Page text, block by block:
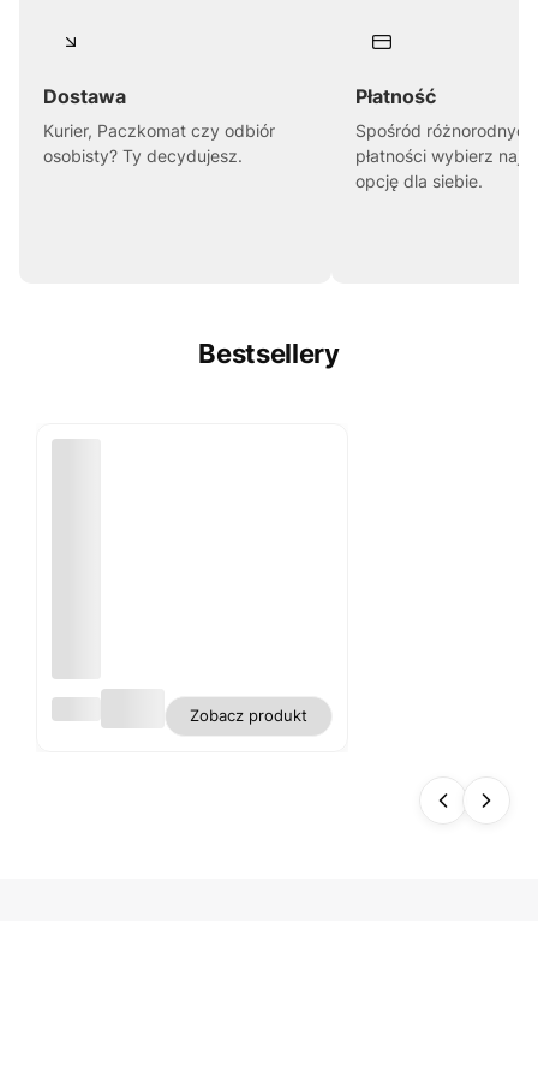
Dostawa
Kurier, Paczkomat czy odbiór
osobisty? Ty decydujesz.
Płatność
Spośród
płatności wybierz
opcję dla siebie.
Bestsellery
s
Zobacz produkt